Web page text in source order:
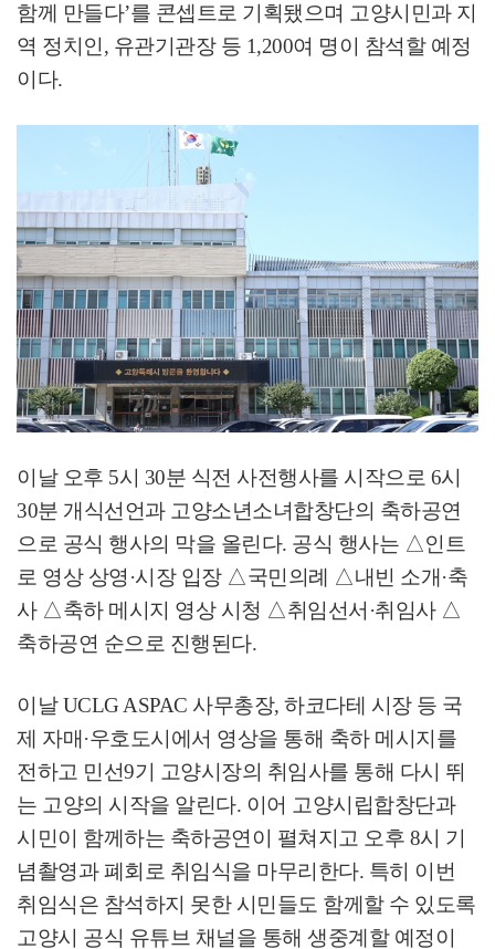
함께 만들다’를 콘셉트로 기획됐으며 고양시민과 지
역 정치인, 유관기관장 등 1,200여 명이 참석할 예정
이다.
이날 오후 5시 30분 식전 사전행사를 시작으로 6시
30분 개식선언과 고양소년소녀합창단의 축하공연
으로 공식 행사의 막을 올린다. 공식 행사는 △인트
로 영상 상영 ·시장 입장 △국민의례 △내빈 소개 ·축
사 △축하 메시지 영상 시청 △취임선서 ·취임사 △
축하공연 순으로 진행된다.
이날UCLG ASPAC 사무총장, 하코다테 시장 등 국
제 자매 ·우호도시에서 영상을 통해 축하 메시지를
전하고 민선9기 고양시장의 취임사를 통해 다시 뛰
는 고양의 시작을 알린다. 이어 고양시립합창단과
시민이 함께하는 축하공연이 펼쳐지고 오후 8시 기
념촬영과 폐회로 취임식을 마무리한다. 특히 이번
취임식은 참석하지 못한 시민들도 함께할 수 있도록
고양시 공식 유튜브 채널을 통해 생중계할 예정이